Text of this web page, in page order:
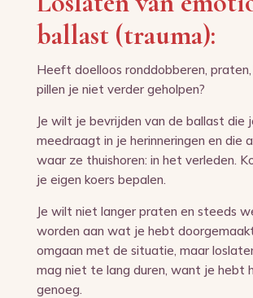
ballast (trauma):
Heeft doelloos ronddobberen, praten,
pillen je niet verder geholpen?
Je wilt je bevrijden van de ballast die
meedraagt in je herinneringen en die
waar ze thuishoren: in het verleden.
je eigen koers bepalen.
Je wilt niet langer praten en steeds
worden aan wat je hebt
omgaan met de situatie, maar
mag niet te lang duren, want je hebt
genoeg.